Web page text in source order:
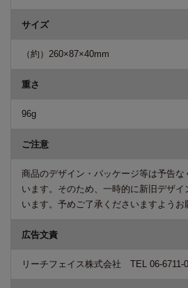
サイズ
（約）260×87×40mm
重さ
96g
ご注意
商品のデザイン・パッケージ等は予告
います。そのため、一時的に新旧デザ
います。予めご了承くださいますようお
広告文責
リーチフェイス株式会社 TEL 06-6711-